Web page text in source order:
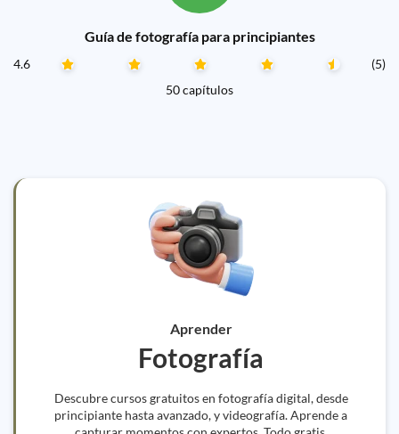
Guía de fotografía para principiantes
4.6
(5)
50 capítulos
Aprender
Fotografía
Descubre cursos gratuitos en fotografía digital, desde
principiante hasta avanzado, y videografía. Aprende a